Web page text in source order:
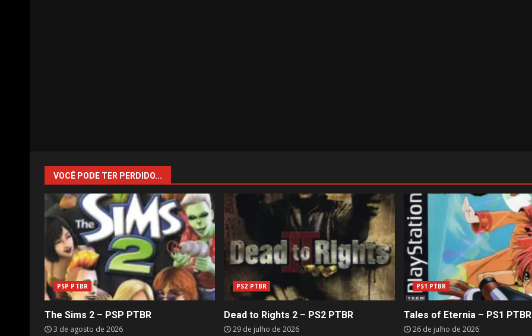
VOCÊ PODE TER PERDIDO...
PSP PTBR
The Sims 2 – PSP PTBR
3 de agosto de 2026
PS2 PTBR
Dead to Rights 2 – PS2 PTBR
29 de julho de 2026
PS1 PTBR
Tales of Eternia – PS1 PTBR
26 de julho de 2026